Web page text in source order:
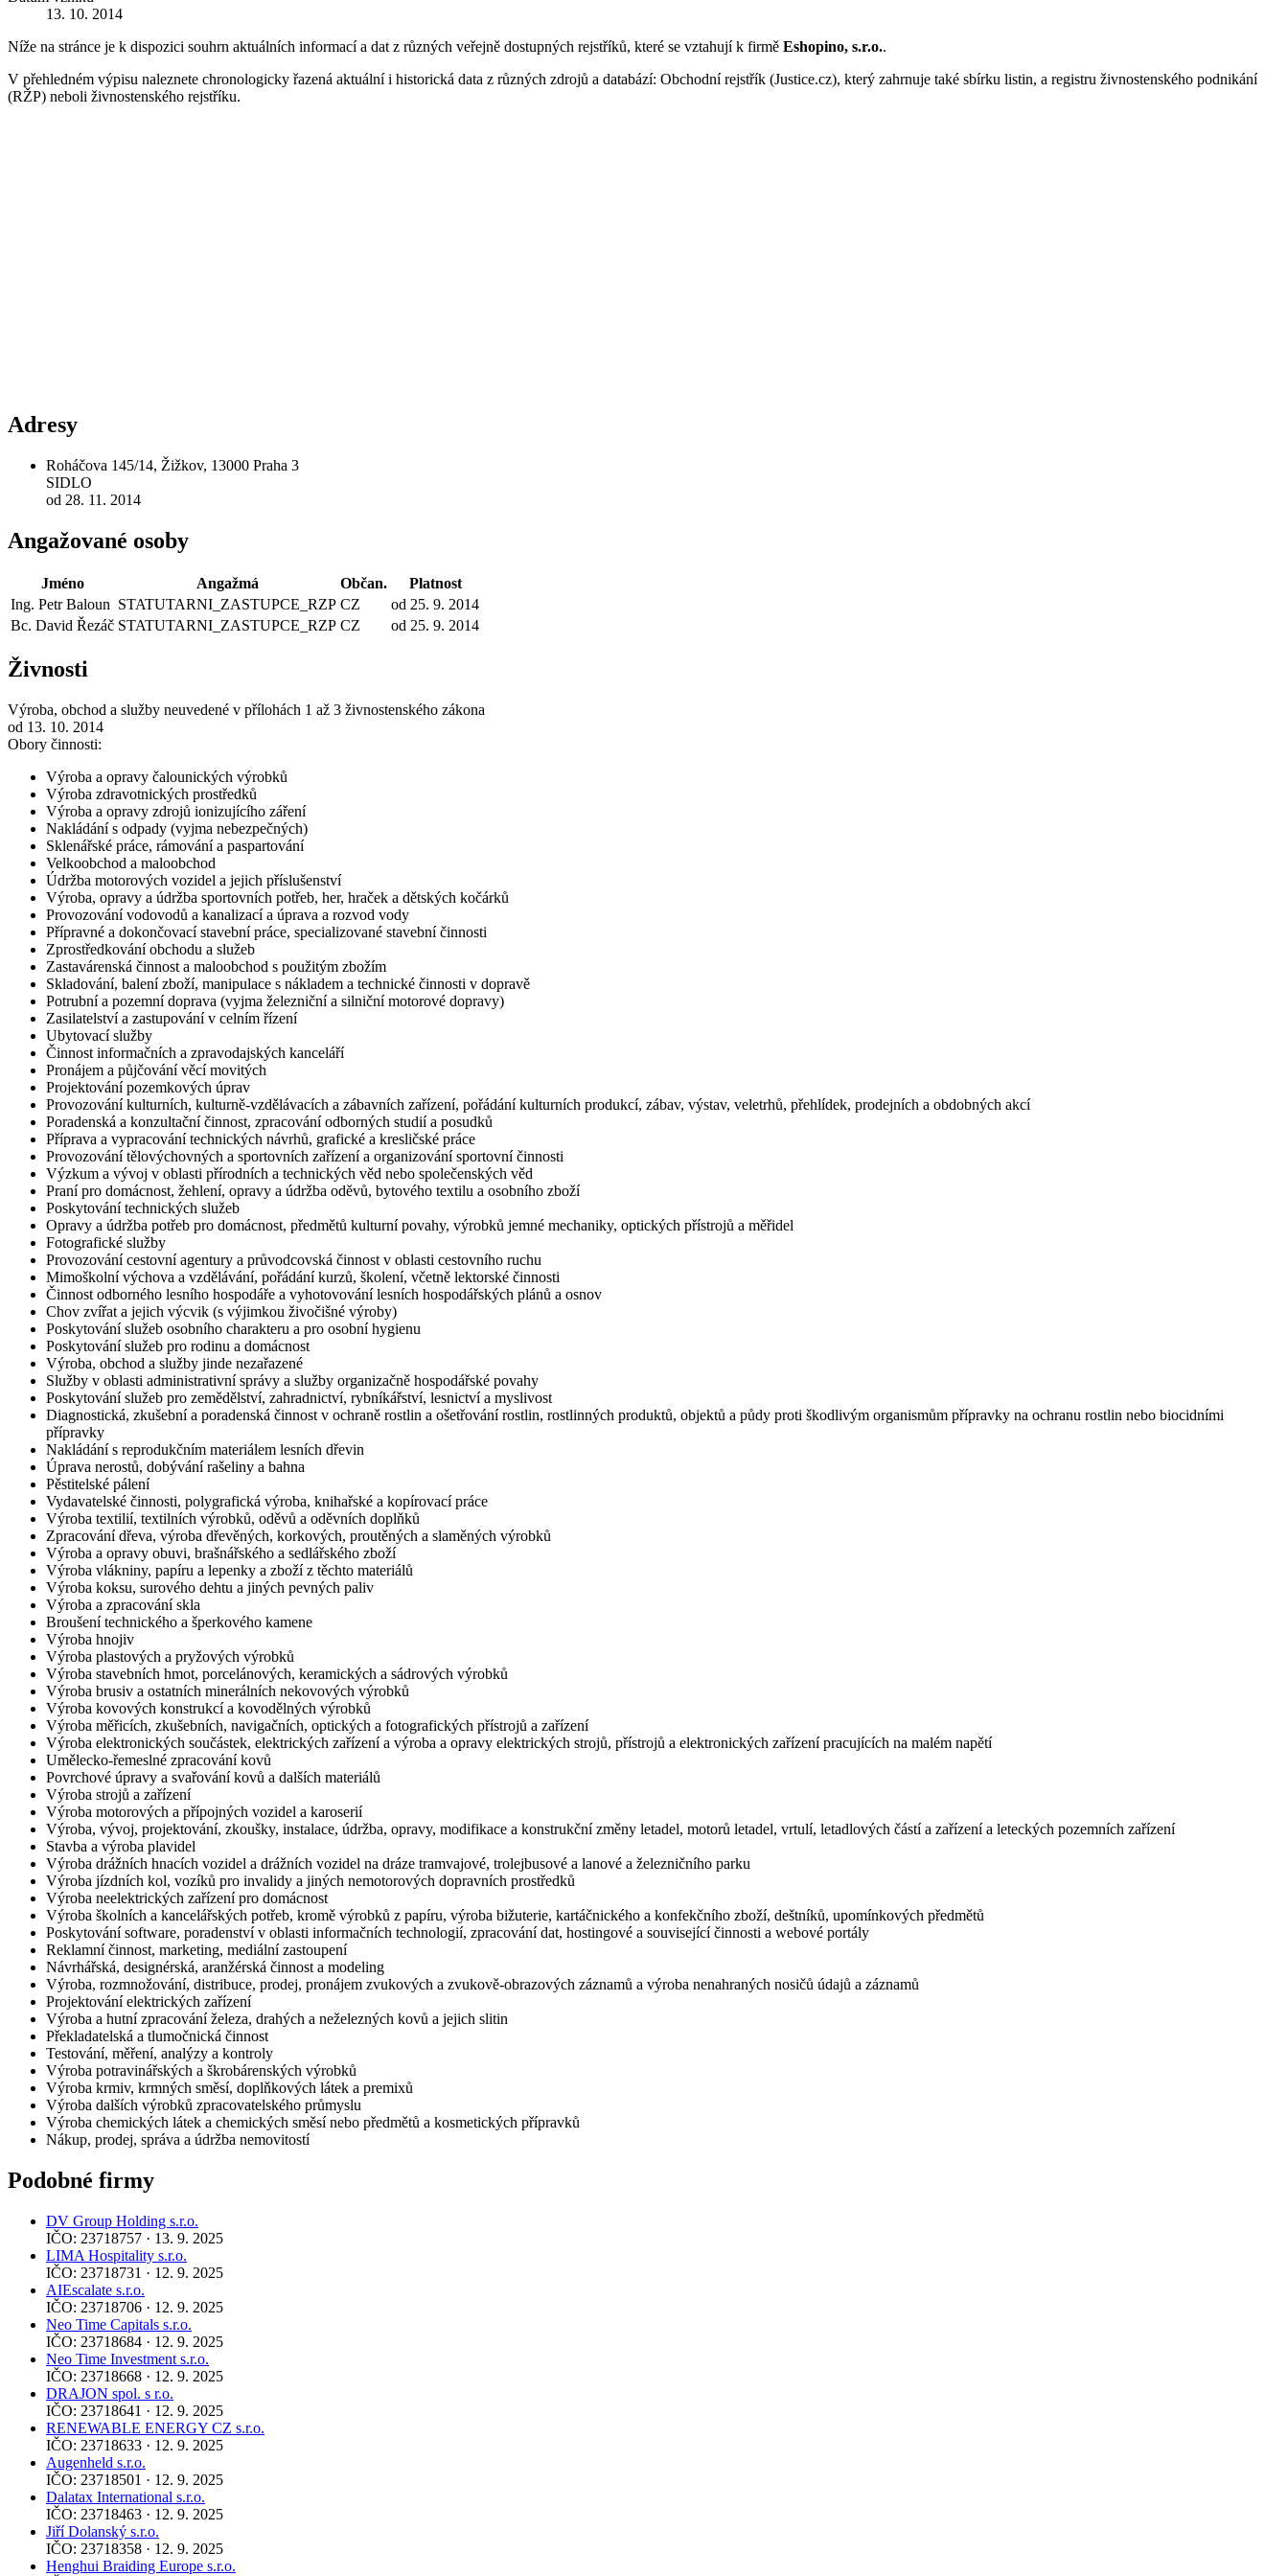
13. 10. 2014
Níže na stránce je k dispozici souhrn aktuálních informací a dat z různých veřejně dostupných rejstříků, které se vztahují k firmě Eshopino, s.r.o..
V přehledném výpisu naleznete chronologicky řazená aktuální i historická data z různých zdrojů a databází: Obchodní rejstřík (Justice.cz), který zahrnuje také sbírku listin, a registru živnostenského podnikání
(RŽP) neboli živnostenského rejstříku.
Adresy
Roháčova 145/14, Žižkov, 13000 Praha 3
SIDLO
od 28. 11. 2014
Angažované osoby
Jméno Angažmá Občan.
Platnost
Ing. Petr Baloun STATUTARNI_ZASTUPCE_RZP CZ
od 25. 9. 2014
Bc. David Řezáč STATUTARNI_ZASTUPCE_RZP CZ od 25. 9. 2014
Živnosti
Výroba, obchod a služby neuvedené v přílohách 1 až 3 živnostenského zákona
od 13. 10. 2014
Obory činnosti:
Výroba a opravy čalounických výrobků
Výroba zdravotnických prostředků
Výroba a opravy zdrojů ionizujícího záření
Nakládání s odpady (vyjma nebezpečných)
Sklenářské práce, rámování a paspartování
Velkoobchod a maloobchod
Údržba motorových vozidel a jejich příslušenství
Výroba, opravy a údržba sportovních potřeb, her, hraček a dětských kočárků
Provozování vodovodů a kanalizací a úprava a rozvod vody
Přípravné a dokončovací stavební práce, specializované stavební činnosti
Zprostředkování obchodu a služeb
Zastavárenská činnost a maloobchod s použitým zbožím
Skladování, balení zboží, manipulace s nákladem a technické činnosti v dopravě
Potrubní a pozemní doprava (vyjma železniční a silniční motorové dopravy)
Zasilatelství a zastupování v celním řízení
Ubytovací služby
Činnost informačních a zpravodajských kanceláří
Pronájem a půjčování věcí movitých
Projektování pozemkových úprav
Provozování kulturních, kulturně-vzdělávacích a zábavních zařízení, pořádání kulturních produkcí, zábav, výstav, veletrhů, přehlídek, prodejních a obdobných akcí
Poradenská a konzultační činnost, zpracování odborných studií a posudků
Příprava a vypracování technických návrhů, grafické a kresličské práce
Provozování tělovýchovných a sportovních zařízení a organizování sportovní činnosti
Výzkum a vývoj v oblasti přírodních a technických věd nebo společenských věd
Praní pro domácnost, žehlení, opravy a údržba oděvů, bytového textilu a osobního zboží
Poskytování technických služeb
Opravy a údržba potřeb pro domácnost, předmětů kulturní povahy, výrobků jemné mechaniky, optických přístrojů a měřidel
Fotografické služby
Provozování cestovní agentury a průvodcovská činnost v oblasti cestovního ruchu
Mimoškolní výchova a vzdělávání, pořádání kurzů, školení, včetně lektorské činnosti
Činnost odborného lesního hospodáře a vyhotovování lesních hospodářských plánů a osnov
Chov zvířat a jejich výcvik (s výjimkou živočišné výroby)
Poskytování služeb osobního charakteru a pro osobní hygienu
Poskytování služeb pro rodinu a domácnost
Výroba, obchod a služby jinde nezařazené
Služby v oblasti administrativní správy a služby organizačně hospodářské povahy
Poskytování služeb pro zemědělství, zahradnictví, rybníkářství, lesnictví a myslivost
Diagnostická, zkušební a poradenská činnost v ochraně rostlin a ošetřování rostlin, rostlinných produktů, objektů a půdy proti škodlivým organismům přípravky na ochranu rostlin nebo biocidními
přípravky
Nakládání s reprodukčním materiálem lesních dřevin
Úprava nerostů, dobývání rašeliny a bahna
Pěstitelské pálení
Vydavatelské činnosti, polygrafická výroba, knihařské a kopírovací práce
Výroba textilií, textilních výrobků, oděvů a oděvních doplňků
Zpracování dřeva, výroba dřevěných, korkových, proutěných a slaměných výrobků
Výroba a opravy obuvi, brašnářského a sedlářského zboží
Výroba vlákniny, papíru a lepenky a zboží z těchto materiálů
Výroba koksu, surového dehtu a jiných pevných paliv
Výroba a zpracování skla
Broušení technického a šperkového kamene
Výroba hnojiv
Výroba plastových a pryžových výrobků
Výroba stavebních hmot, porcelánových, keramických a sádrových výrobků
Výroba brusiv a ostatních minerálních nekovových výrobků
Výroba kovových konstrukcí a kovodělných výrobků
Výroba měřicích, zkušebních, navigačních, optických a fotografických přístrojů a zařízení
Výroba elektronických součástek, elektrických zařízení a výroba a opravy elektrických strojů, přístrojů a elektronických zařízení pracujících na malém napětí
Umělecko-řemeslné zpracování kovů
Povrchové úpravy a svařování kovů a dalších materiálů
Výroba strojů a zařízení
Výroba motorových a přípojných vozidel a karoserií
Výroba, vývoj, projektování, zkoušky, instalace, údržba, opravy, modifikace a konstrukční změny letadel, motorů letadel, vrtulí, letadlových částí a zařízení a leteckých pozemních zařízení
Stavba a výroba plavidel
Výroba drážních hnacích vozidel a drážních vozidel na dráze tramvajové, trolejbusové a lanové a železničního parku
Výroba jízdních kol, vozíků pro invalidy a jiných nemotorových dopravních prostředků
Výroba neelektrických zařízení pro domácnost
Výroba školních a kancelářských potřeb, kromě výrobků z papíru, výroba bižuterie, kartáčnického a konfekčního zboží, deštníků, upomínkových předmětů
Poskytování software, poradenství v oblasti informačních technologií, zpracování dat, hostingové a související činnosti a webové portály
Reklamní činnost, marketing, mediální zastoupení
Návrhářská, designérská, aranžérská činnost a modeling
Výroba, rozmnožování, distribuce, prodej, pronájem zvukových a zvukově-obrazových záznamů a výroba nenahraných nosičů údajů a záznamů
Projektování elektrických zařízení
Výroba a hutní zpracování železa, drahých a neželezných kovů a jejich slitin
Překladatelská a tlumočnická činnost
Testování, měření, analýzy a kontroly
Výroba potravinářských a škrobárenských výrobků
Výroba krmiv, krmných směsí, doplňkových látek a premixů
Výroba dalších výrobků zpracovatelského průmyslu
Výroba chemických látek a chemických směsí nebo předmětů a kosmetických přípravků
Nákup, prodej, správa a údržba nemovitostí
Podobné firmy
DV Group Holding s.r.o.
IČO: 23718757 · 13. 9. 2025
LIMA Hospitality s.r.o.
IČO: 23718731 · 12. 9. 2025
AIEscalate s.r.o.
IČO: 23718706 · 12. 9. 2025
Neo Time Capitals s.r.o.
IČO: 23718684 · 12. 9. 2025
Neo Time Investment s.r.o.
IČO: 23718668 · 12. 9. 2025
DRAJON spol. s r.o.
IČO: 23718641 · 12. 9. 2025
RENEWABLE ENERGY CZ s.r.o.
IČO: 23718633 · 12. 9. 2025
Augenheld s.r.o.
IČO: 23718501 · 12. 9. 2025
Dalatax International s.r.o.
IČO: 23718463 · 12. 9. 2025
Jiří Dolanský s.r.o.
IČO: 23718358 · 12. 9. 2025
Henghui Braiding Europe s.r.o.